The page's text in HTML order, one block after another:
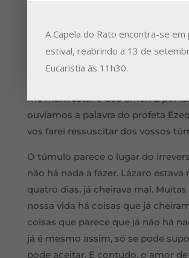
forma de promessa e depois em
realidade, é que Deus está
vir ao nosso encontro. E cada um
me manifestar o Seu amor. E por
ouvíamos a palavra do profeta
vos farei ressuscitar dos vossos
O túmulo parece o lugar do
não há nada a fazer. Lázaro estava
quatro dias, já cheirava mal. Muitas
nossa vida há coisas que já
coisas que parece que já não há
já é mesmo assim, só se pode
pode aceitar. E contudo, o amor
A Capela do Rato encontra-se em
estival, reabrindo a 13 de
Eucaristia às 11h30.